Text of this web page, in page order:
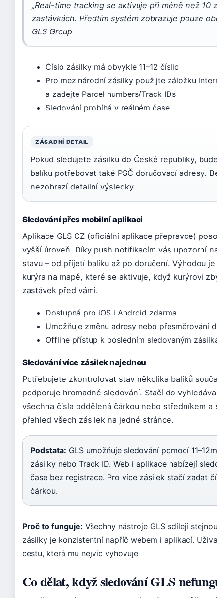
„Real-time tracking se aktivuje při méně než 10
zastávkách. Předtím systém zobrazuje pouze
GLS Group
Číslo zásilky má obvykle 11–12 číslic
Pro mezinárodní zásilky použijte záložku
a zadejte Parcel numbers/Track IDs
Sledování probíhá v reálném čase
ZÁSADNÍ DETAIL
Pokud sledujete zásilku do České republiky,
balíku potřebovat také PSČ doručovací adresy.
nezobrazí detailní výsledky.
Sledování přes mobilní aplikaci
Aplikace GLS CZ (oficiální aplikace přepravce)
vyšší úroveň. Díky push notifikacím vás upozorní
stavu – od přijetí balíku až po doručení. Výhodou
kurýra na mapě, které se aktivuje, když kurýrovi
zastávek před vámi.
Dostupná pro iOS i Android zdarma
Umožňuje změnu adresy nebo přesměrování
Offline přístup k posledním sledovaným
Sledování více zásilek najednou
Potřebujete zkontrolovat stav několika balíků
podporuje hromadné sledování. Stačí do
všechna čísla oddělená čárkou nebo středníkem a
přehled všech zásilek na jedné stránce.
Podstata: GLS umožňuje sledování pomocí
zásilky nebo Track ID. Web i aplikace nabízejí
čase bez registrace. Pro více zásilek stačí zadat
čárkou.
Proč to funguje: Všechny nástroje GLS sdílejí
zásilky je konzistentní napříč webem i aplikací.
cestu, která mu nejvíc vyhovuje.
Co dělat, když sledování GLS